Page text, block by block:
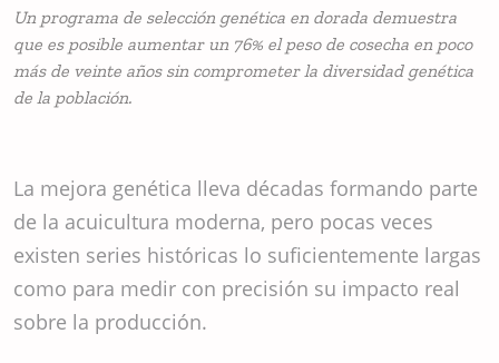
Un programa de selección genética en dorada demuestra
que es posible aumentar un 76% el peso de cosecha en poco
más de veinte años sin comprometer la diversidad genética
de la población.
La mejora genética lleva décadas formando parte
de la acuicultura moderna, pero pocas veces
existen series históricas lo suficientemente largas
como para medir con precisión su impacto real
sobre la producción.